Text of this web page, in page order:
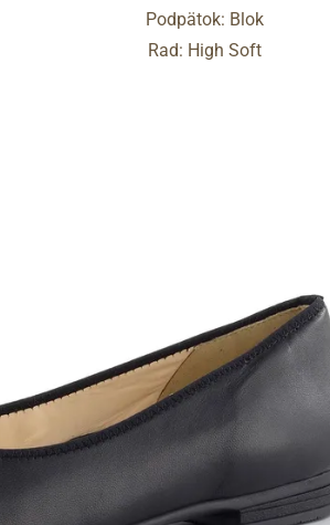
Podpätok: Blok
Rad: High Soft